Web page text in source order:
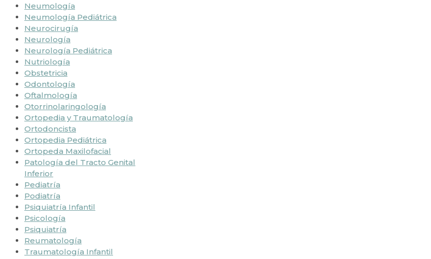
Neumología
Neumología Pediátrica
Neurocirugía
Neurología
Neurología Pediátrica
Nutriología
Obstetricia
Odontología
Oftalmología
Otorrinolaringología
Ortopedia y Traumatología
Ortodoncista
Ortopedia Pediátrica
Ortopeda Maxilofacial
Patología del Tracto Genital
Inferior
Pediatría
Podiatría
Psiquiatría Infantil
Psicología
Psiquiatría
Reumatología
Traumatología Infantil